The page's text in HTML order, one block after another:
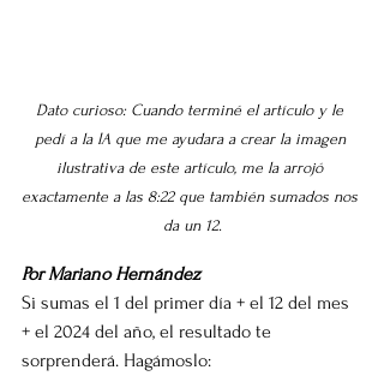
Dato curioso: Cuando terminé el artículo y le
pedí a la IA que me ayudara a crear la imagen
ilustrativa de este artículo, me la arrojó
exactamente a las 8:22 que también sumados nos
da un 12.
Por Mariano Hernández
Si sumas el 1 del primer día + el 12 del mes
+ el 2024 del año, el resultado te
sorprenderá. Hagámoslo: